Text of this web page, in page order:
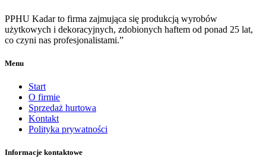
PPHU Kadar to firma zajmująca się produkcją wyrobów
użytkowych i dekoracyjnych, zdobionych haftem od ponad 25 lat,
co czyni nas profesjonalistami.”
Menu
Start
O firmie
Sprzedaż hurtowa
Kontakt
Polityka prywatności
Informacje kontaktowe